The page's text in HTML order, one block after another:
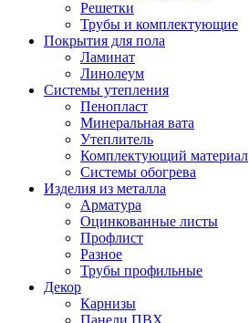
Решетки
Трубы и комплектующие
Покрытия для пола
Ламинат
Линолеум
Системы утепления
Пенопласт
Минеральная вата
Утеплитель
Комплектующий материал
Системы обогрева
Изделия из металла
Арматура
Оцинкованные листы
Профлист
Разное
Трубы профильные
Декор
Карнизы
Панели ПВХ